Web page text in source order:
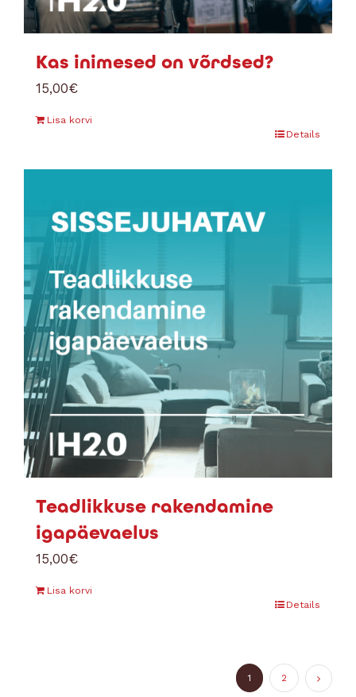
Kas inimesed on võrdsed?
15,00€
Lisa korvi
Details
Teadlikkuse rakendamine
igapäevaelus
15,00€
Lisa korvi
Details
1 2